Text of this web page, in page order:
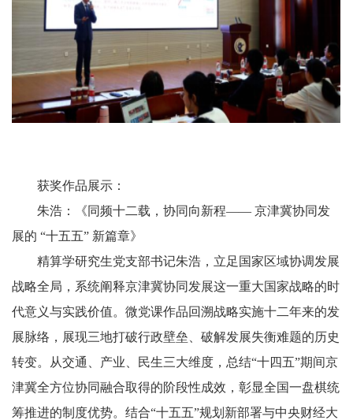
获奖作品展示：
朱浩：《同频十二载，协同向新程—— 京津冀协同发
展的 “十五五” 新篇章》
精算学研究生党支部书记朱浩，立足国家区域协调发展
战略全局，系统阐释京津冀协同发展这一重大国家战略的时
代意义与实践价值。微党课作品回溯战略实施十二年来的发
展脉络，展现三地打破行政壁垒、破解发展失衡难题的历史
转变。从交通、产业、民生三大维度，总结“十四五”期间京
津冀全方位协同融合取得的阶段性成效，彰显全国一盘棋统
筹推进的制度优势。结合“十五五”规划新部署与中央财经大